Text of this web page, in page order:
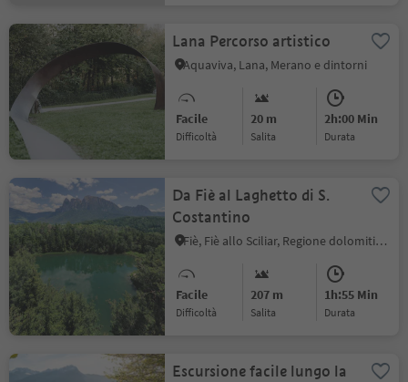
Lana Percorso artistico
Aquaviva, Lana, Merano e dintorni
Facile
Difficoltà
20 m
Salita
2h:00 Min
durata
Da Fiè al Laghetto di S.
Costantino
Fiè, Fiè allo Sciliar, Regione dolomitica Alpe di Siusi
Facile
Difficoltà
207 m
Salita
1h:55 Min
durata
Escursione facile lungo la